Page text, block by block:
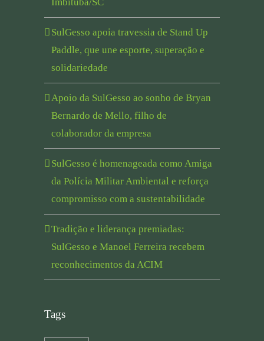
SulGesso apoia travessia de Stand Up
Paddle, que une esporte, superação e
solidariedade
Apoio da SulGesso ao sonho de Bryan
Bernardo de Mello, filho de
colaborador da empresa
SulGesso é homenageada como Amiga
da Polícia Militar Ambiental e reforça
compromisso com a sustentabilidade
Tradição e liderança premiadas:
SulGesso e Manoel Ferreira recebem
reconhecimentos da ACIM
Tags